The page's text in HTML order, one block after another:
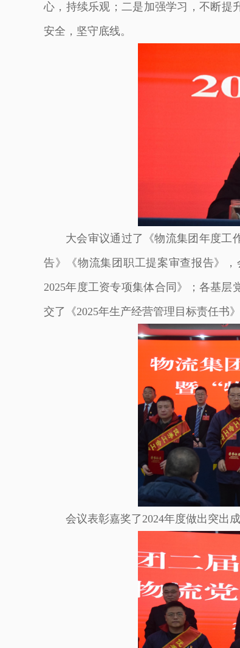
心，持续乐观；二是加强学习，不断提
安全，坚守底线。
大会审议通过了《物流集团年度工
告》《物流集团职工提案审查报告》
2025年度工资专项集体合同》；各基层
交了《2025年生产经营管理目标责任书》
会议表彰嘉奖了2024年度做出突出